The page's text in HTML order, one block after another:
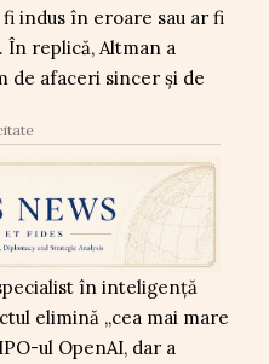
indus în eroare sau ar fi
replică, Altman a
de afaceri sincer și de
în inteligență
elimină „cea mai mare
ul OpenAI, dar a